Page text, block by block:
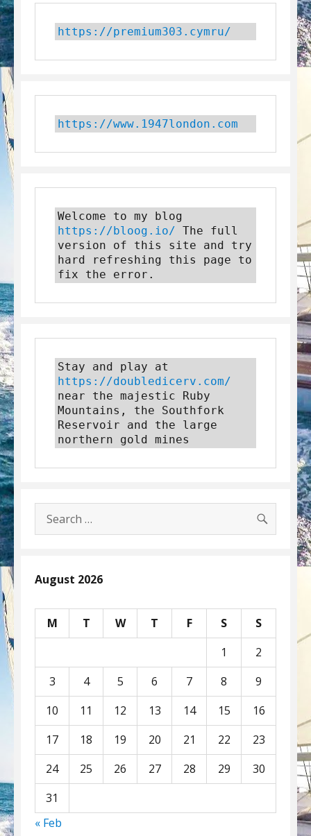
https://premium303.cymru/
https://www.1947london.com
https://bloog.io/ The full
version of this site and try
hard refreshing this page to
fix the error.
https://doubledicerv.com/
near the majestic Ruby
Mountains, the Southfork
Reservoir and the large
northern gold mines
Search
for:
August 2026
M T W T F S
S
1
2
3
4 5 6 7 8
9
10
11 12 13 14 15
16
17
18 19 20 21 22
23
24
25 26 27 28 29
30
31
« Feb